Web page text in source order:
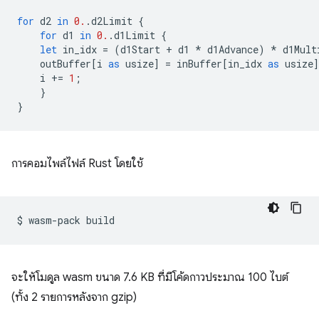
for d2 in 0. .d2Limit {
for d1 in 0. .d1Limit {
let in_idx = (d1Start + d1 * d1Advance) *
outBuffer[i as usize] = inBuffer[in_idx as usize
i += 1 ;
}
}
การคอมไพล์ไฟล์ Rust โดยใช้
$ wasm-pack
จะให้โมดูล wasm ขนาด 7.6 KB ที่มีโค้ดกาวประมาณ 100 ไบต์
(ทั้ง 2 รายการหลังจาก gzip)